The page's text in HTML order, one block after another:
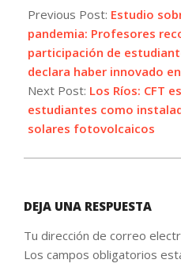
08-
09
Previous Post: Estudio
pandemia: Profesores
participación de
declara haber innovado
Next Post: Los Ríos: CFT
estudiantes como
solares fotovolcaicos
DEJA UNA RESPUESTA
Tu dirección de correo
Los campos obligatorios